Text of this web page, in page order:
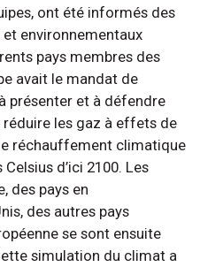
ont été informés des
environnementaux
pays membres des
avait le mandat de
présenter et à défendre
les gaz à effets de
réchauffement climatique
d’ici 2100. Les
des pays en
des autres pays
se sont ensuite
simulation du climat a